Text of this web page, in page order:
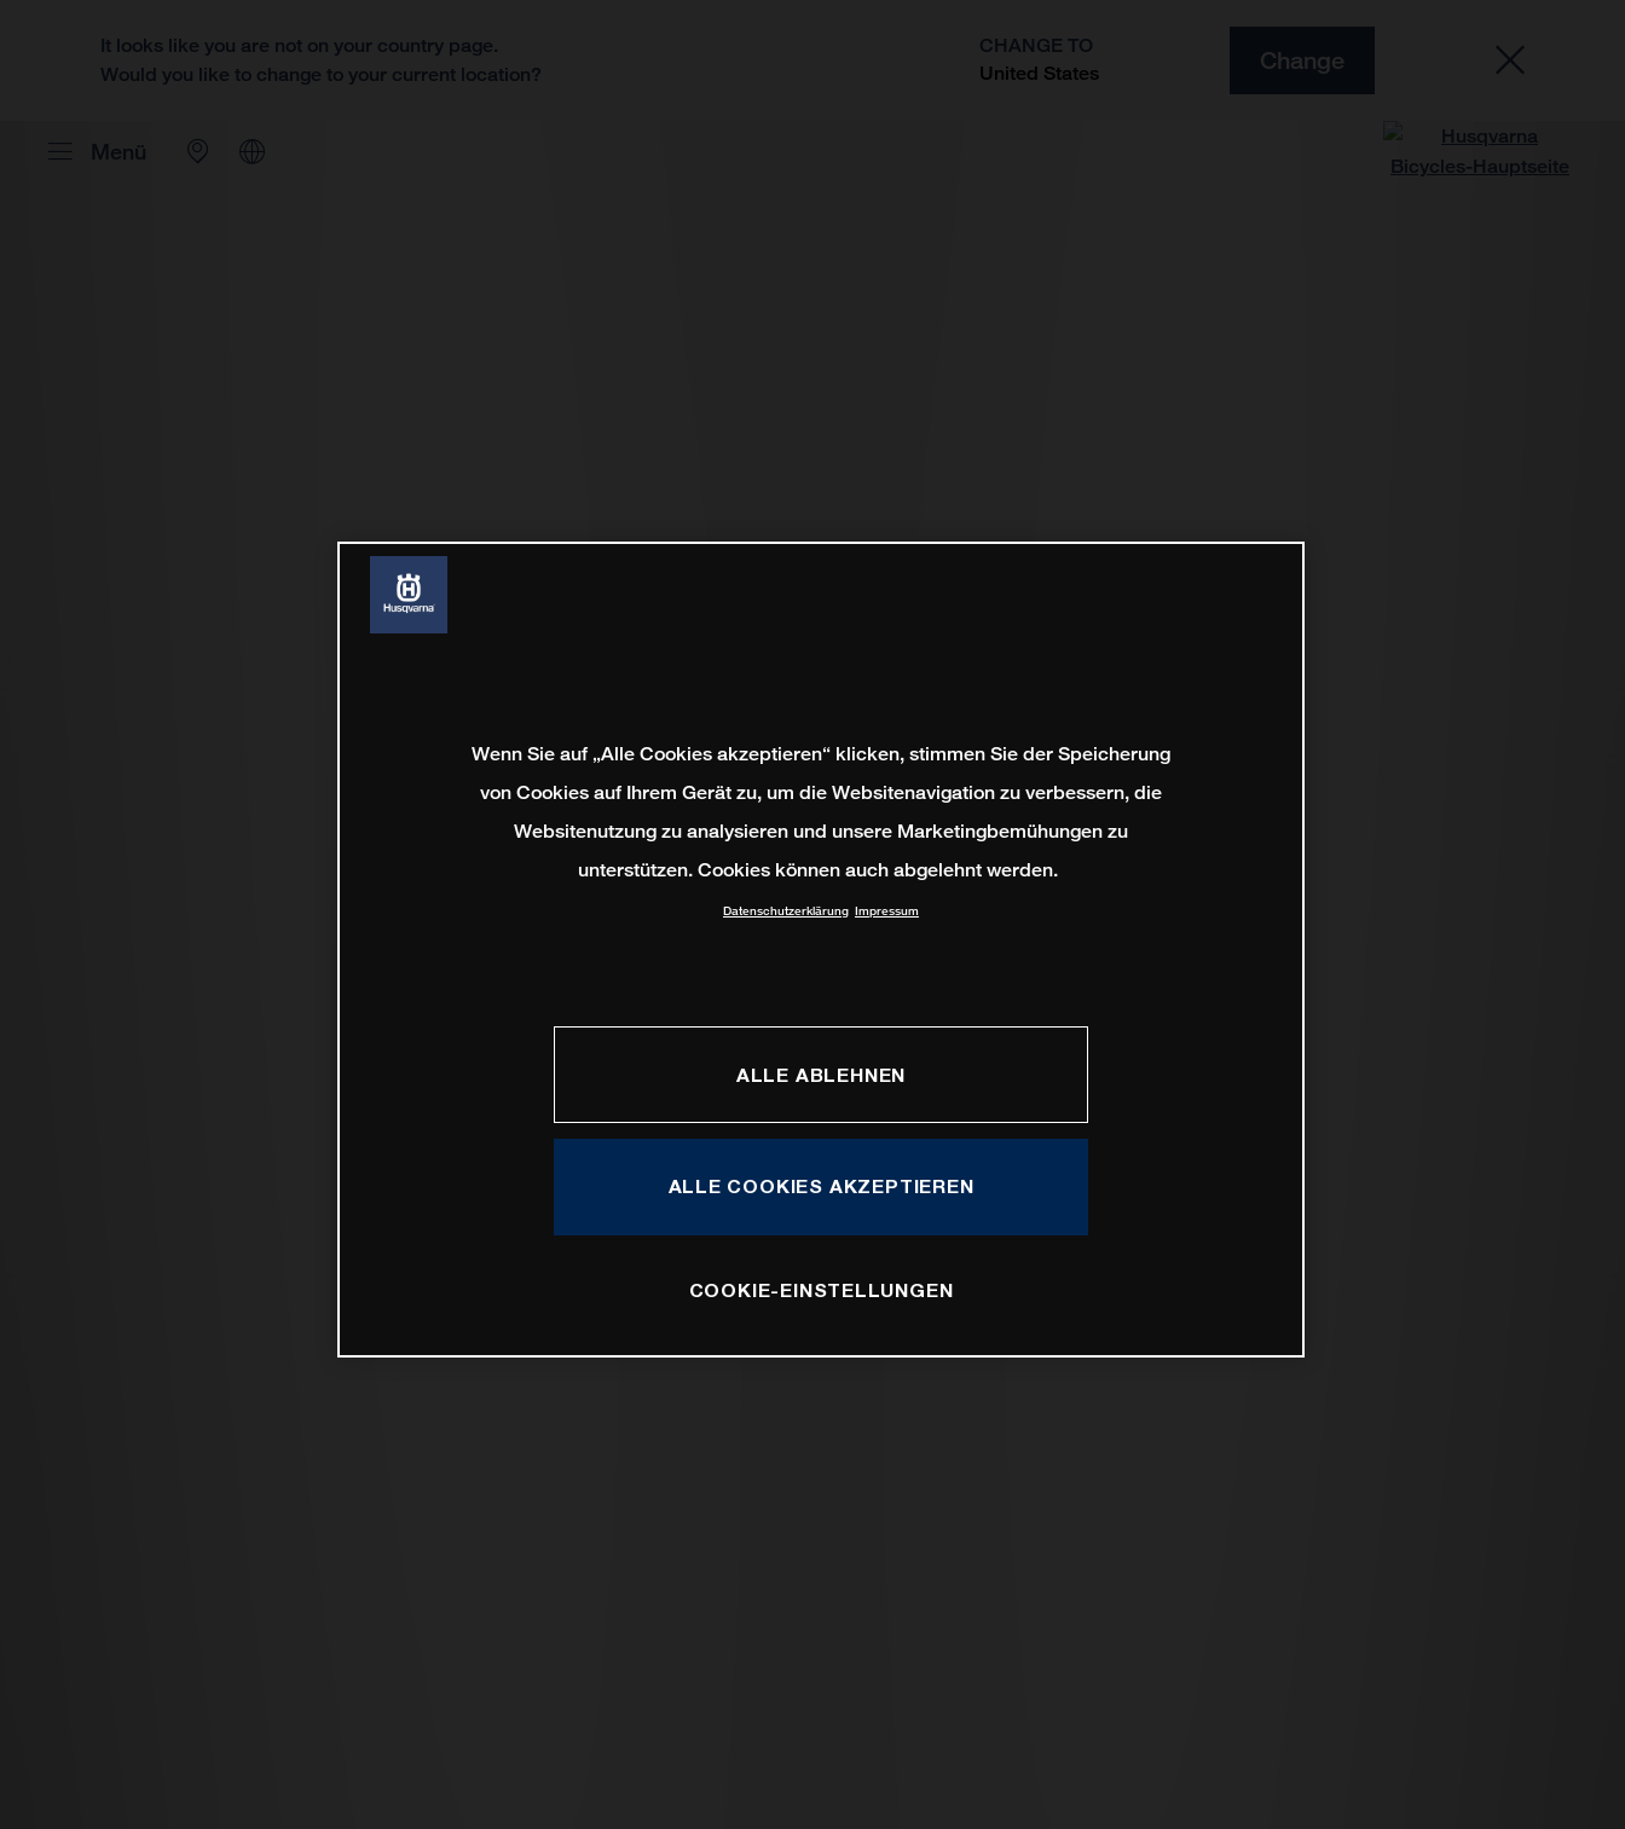
It looks like you are not on your country page.
Would you like to change to your current location?
CHANGE TO
United States
Change
Menü
Wenn Sie auf „Alle Cookies akzeptieren“ klicken, stimmen Sie der Speicherung
von Cookies auf Ihrem Gerät zu, um die Websitenavigation zu verbessern, die
Websitenutzung zu analysieren und unsere Marketingbemühungen zu
unterstützen. Cookies können auch abgelehnt werden.
Datenschutzerklärung Impressum
ALLE ABLEHNEN
ALLE COOKIES AKZEPTIEREN
COOKIE-EINSTELLUNGEN